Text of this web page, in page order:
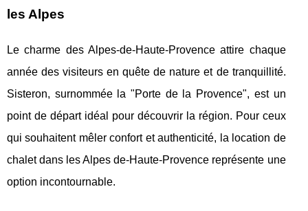
les Alpes
Le charme des Alpes-de-Haute-Provence attire chaque
année des visiteurs en quête de nature et de tranquillité.
Sisteron, surnommée la "Porte de la Provence", est un
point de départ idéal pour découvrir la région. Pour ceux
qui souhaitent mêler confort et authenticité, la location de
chalet dans les Alpes de-Haute-Provence représente une
option incontournable.